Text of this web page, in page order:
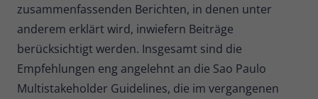
zusammenfassenden Berichten, in denen unter
anderem erklärt wird, inwiefern Beiträge
berücksichtigt werden. Insgesamt sind die
Empfehlungen eng angelehnt an die Sao Paulo
Multistakeholder Guidelines, die im vergangenen